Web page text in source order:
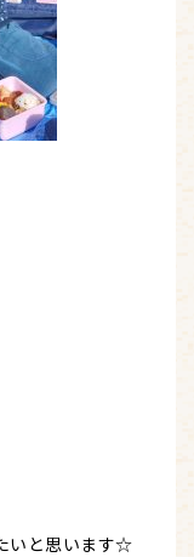
いと思います☆